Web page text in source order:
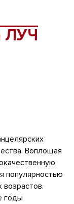
ЛУЧ
Воплощая
популярностью
годы